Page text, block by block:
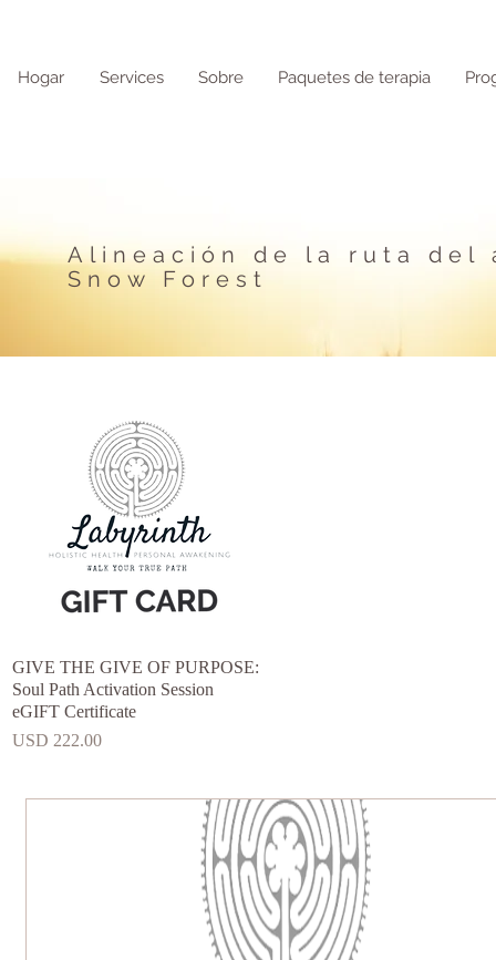
Hogar Services Sobre Paquetes de terapia
Vista rápida
GIVE THE GIVE OF PURPOSE:
Soul Path Activation Session
eGIFT Certificate
Precio
USD 222.00
Alineación de la ruta del
Snow Forest